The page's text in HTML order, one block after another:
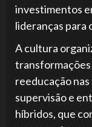
investimentos
lideranças para
A cultura
transformações
reeducação
supervisão e
híbridos, que